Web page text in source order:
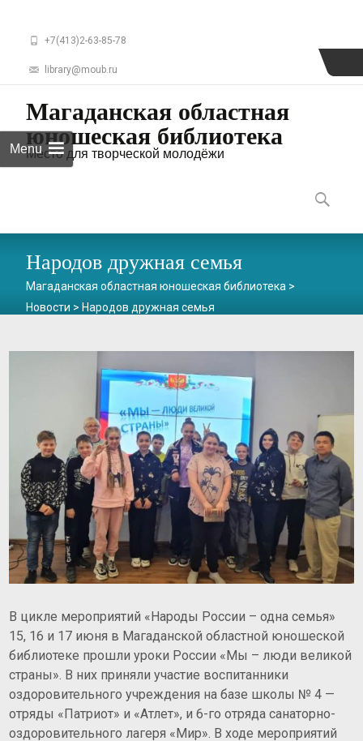
+7(413)2-63-85-78
library@moub.ru
Магаданская областная
юношеская библиотека
Место для творческой молодёжи
Menu
to
content
Найти:
Народов дружная семья
Магаданская областная юношеская библиотека >
Новости > Народов дружная семья
В цикле мероприятий «Народы России – одна семья»
15, 16 и 17 июня в Магаданской областной юношеской
библиотеке прошли уроки России «Мы – люди великой
страны». В них приняли участие воспитанники
оздоровительного учреждения на базе школы № 4 —
отряды «Патриот» и «Атлет», и 6-го отряда санаторно-
оздоровительного лагеря «Мир». В ходе мероприятий